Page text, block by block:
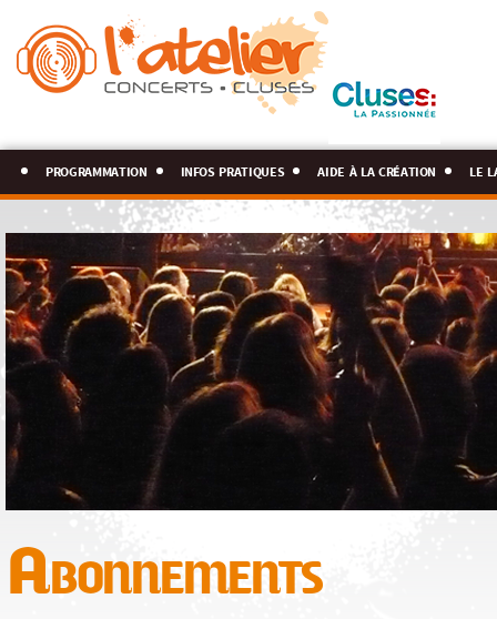
programmation infos pratiques aide à la création le
Abonnements